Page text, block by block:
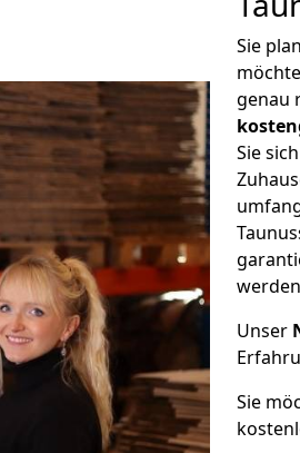
Sie
genau
Sie
Unser
Sie